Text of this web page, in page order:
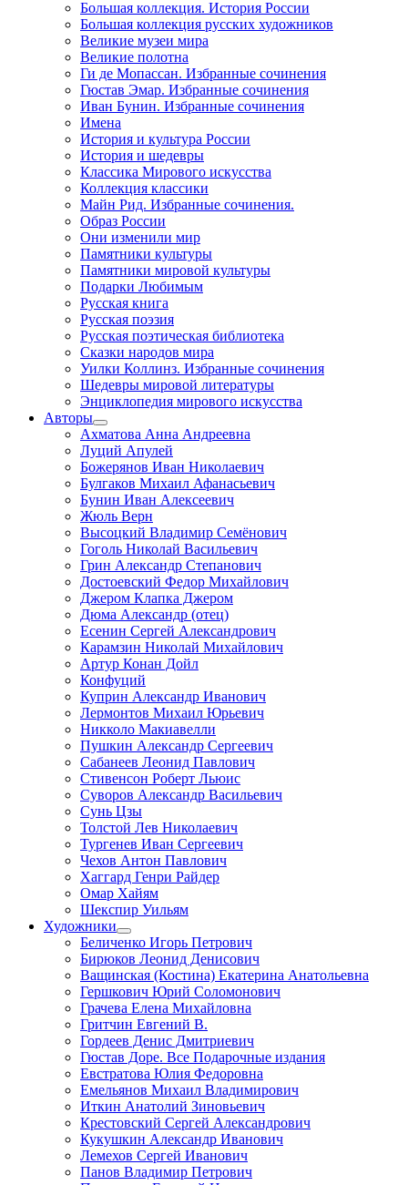
Большая коллекция. История России
Большая коллекция русских художников
Великие музеи мира
Великие полотна
Ги де Мопассан. Избранные сочинения
Гюстав Эмар. Избранные сочинения
Иван Бунин. Избранные сочинения
Имена
История и культура России
История и шедевры
Классика Мирового искусства
Коллекция классики
Майн Рид. Избранные сочинения.
Образ России
Они изменили мир
Памятники культуры
Памятники мировой культуры
Подарки Любимым
Русская книга
Русская поэзия
Русская поэтическая библиотека
Сказки народов мира
Уилки Коллинз. Избранные сочинения
Шедевры мировой литературы
Энциклопедия мирового искусства
Авторы
Ахматова Анна Андреевна
Луций Апулей
Божерянов Иван Николаевич
Булгаков Михаил Афанасьевич
Бунин Иван Алексеевич
Жюль Верн
Высоцкий Владимир Семёнович
Гоголь Николай Васильевич
Грин Александр Степанович
Достоевский Федор Михайлович
Джером Клапка Джером
Дюма Александр (отец)
Есенин Сергей Александрович
Карамзин Николай Михайлович
Артур Конан Дойл
Конфуций
Куприн Александр Иванович
Лермонтов Михаил Юрьевич
Никколо Макиавелли
Пушкин Александр Сергеевич
Сабанеев Леонид Павлович
Стивенсон Роберт Льюис
Суворов Александр Васильевич
Сунь Цзы
Толстой Лев Николаевич
Тургенев Иван Сергеевич
Чехов Антон Павлович
Хаггард Генри Райдер
Омар Хайям
Шекспир Уильям
Художники
Беличенко Игорь Петрович
Бирюков Леонид Денисович
Ващинская (Костина) Екатерина Анатольевна
Гершкович Юрий Соломонович
Грачева Елена Михайловна
Гритчин Евгений В.
Гордеев Денис Дмитриевич
Гюстав Доре. Все Подарочные издания
Евстратова Юлия Федоровна
Емельянов Михаил Владимирович
Иткин Анатолий Зиновьевич
Крестовский Сергей Александрович
Кукушкин Александр Иванович
Лемехов Сергей Иванович
Панов Владимир Петрович